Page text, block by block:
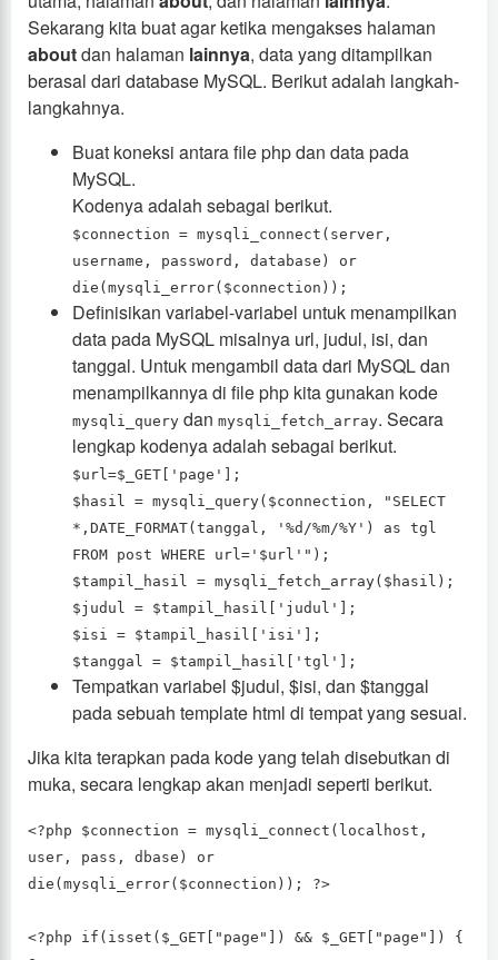
Sekarang kita buat agar ketika mengakses halaman
aboutdan halaman lainnya, data yang ditampilkan
berasal dari database MySQL. Berikut adalah langkah-
langkahnya.
Buat koneksi antara file php dan data pada
MySQL.
Kodenya adalah sebagai berikut.
$connection = mysqli_connect(server,
username, password, database) or
die(mysqli_error($connection));
Definisikan variabel-variabel untuk menampilkan
data pada MySQL misalnya url, judul, isi, dan
tanggal. Untuk mengambil data dari MySQL dan
menampilkannya di file php kita gunakan kode
mysqli_query dan mysqli_fetch_array. Secara
lengkap kodenya adalah sebagai berikut.
$url=$_GET['page'];
$hasil = mysqli_query($connection, "SELECT
*,DATE_FORMAT(tanggal, '%d/%m/%Y') as tgl
FROM post WHERE url='$url'");
$tampil_hasil = mysqli_fetch_array($hasil);
$judul = $tampil_hasil['judul'];
$isi = $tampil_hasil['isi'];
$tanggal = $tampil_hasil['tgl'];
Tempatkan variabel $judul, $isi, dan $tanggal
pada sebuah template html di tempat yang sesuai.
Jika kita terapkan pada kode yang telah disebutkan di
muka, secara lengkap akan menjadi seperti berikut.
<?php $connection = mysqli_connect(localhost,
user, pass, dbase) or
die(mysqli_error($connection)); ?>
<?php if(isset($_GET["page"]) && $_GET["page"]) {